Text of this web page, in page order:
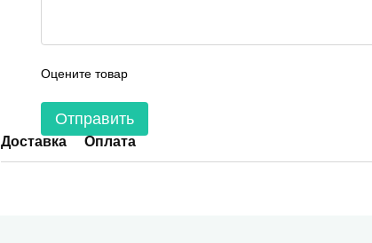
Оцените товар
Отправить
Доставка Оплата